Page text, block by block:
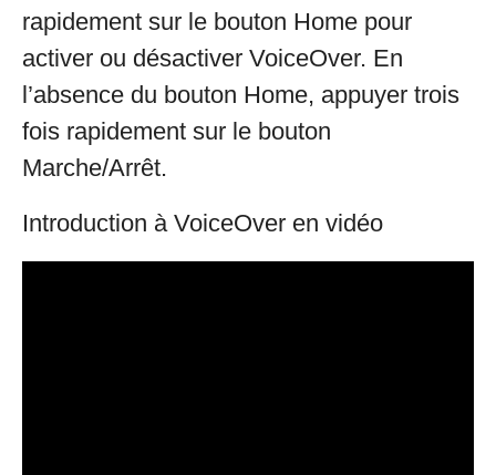
rapidement sur le bouton Home pour
activer ou désactiver VoiceOver. En
l’absence du bouton Home, appuyer trois
fois rapidement sur le bouton
Marche/Arrêt.
Introduction à VoiceOver en vidéo